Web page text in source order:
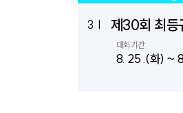
3 제30회 최등
대회기간
8. 25 .(화) ~